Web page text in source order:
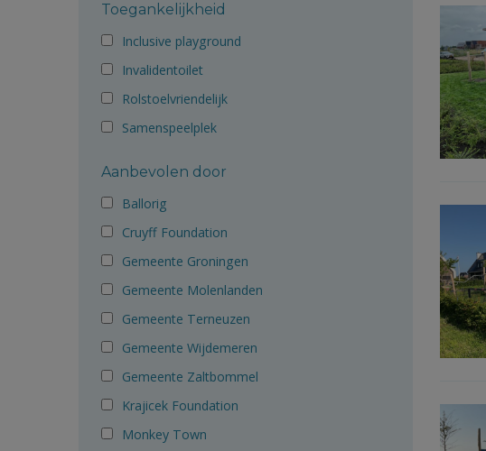
Toegankelijkheid
Inclusive playground
Invalidentoilet
Rolstoelvriendelijk
Samenspeelplek
Aanbevolen door
Ballorig
Cruyff Foundation
Gemeente Groningen
Gemeente Molenlanden
Gemeente Terneuzen
Gemeente Wijdemeren
Gemeente Zaltbommel
Krajicek Foundation
Monkey Town